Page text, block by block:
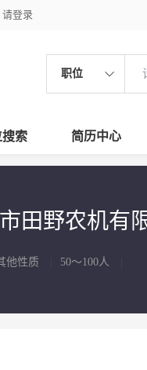
请登录
职位
索 简历中心
田野农机有
他性质 50～100人